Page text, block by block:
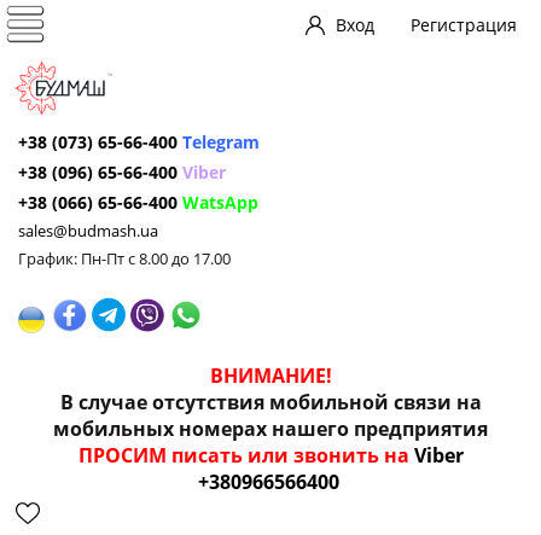
Вход Регистрация
+38 (073) 65-66-400 Telegram
+38 (096) 65-66-400 Viber
+38 (066) 65-66-400 WatsApp
sales@budmash.ua
График: Пн-Пт с 8.00 до 17.00
ВНИМАНИЕ!
В случае отсутствия мобильной связи на
мобильных номерах нашего предприятия
ПРОСИМ писать или звонить на Viber
+380966566400